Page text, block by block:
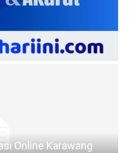
Online Karawang